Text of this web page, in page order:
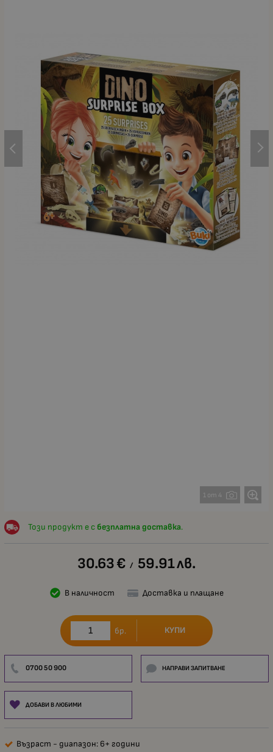
1 от 4
Този продукт е с безплатна доставка.
30.63€ / 59.91лв.
В наличност Доставка и плащане
бр. КУПИ
0700 50 900 НАПРАВИ ЗАПИТВАНЕ
ДОБАВИ В ЛЮБИМИ
Възраст - диапазон: 6+ години